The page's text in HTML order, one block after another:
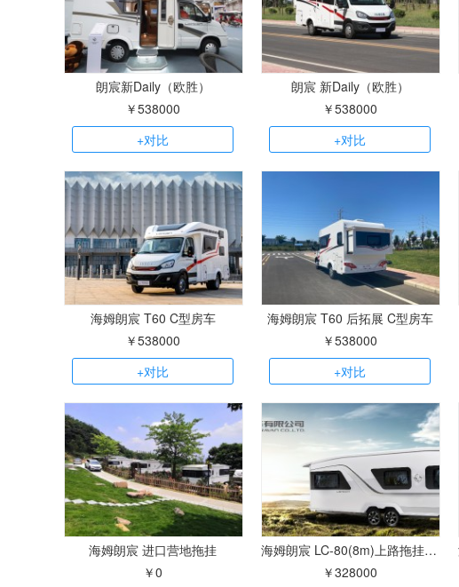
朗宸新Daily（欧胜）
￥538000
+对比
朗宸 新Daily（欧胜）
￥538000
+对比
海姆朗宸 T60 C型房车
￥538000
+对比
海姆朗宸 T60 后拓展 C型房车
￥538000
+对比
海姆朗宸 进口营地拖挂
￥0
海姆朗宸 LC-80(8m)上路拖挂房车
￥328000